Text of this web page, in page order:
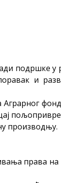
подршке у
и
Аграрног
производњу.
права на